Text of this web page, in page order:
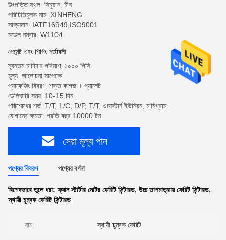
উৎপত্তি স্থল: সিচুয়ান, চীন
পরিচিতিমুলক নাম: XINHENG
সাক্ষ্যদান: IATF16949,ISO9001
মডেল নম্বার: W1104
পেমেন্ট এবং শিপিং শর্তাবলী
ন্যূনতম চাহিদার পরিমাণ: ১০০০ পিসি
মূল্য: আলোচনা সাপেক্ষে
প্যাকেজিং বিবরণ: শক্ত কাগজ + প্যালেট
ডেলিভারি সময়: 10-15 দিন
পরিশোধের শর্ত: T/T, L/C, D/P, T/T, ওয়েস্টার্ন ইউনিয়ন, মানিগ্রাম
যোগানের ক্ষমতা: প্রতি বছর 10000 টন
সেরা মূল্য পান
পণ্যের বিবরণ পণ্যের বর্ণনা
বিশেষভাবে তুলে ধরা:ফ্যান স্টার্টার মোটর ফেরিট সিন্টারড, উচ্চ তাপমাত্রায় ফেরিট সিন্টারড,
স্থায়ী চুম্বক ফেরিট সিন্টারড
নাম: স্থায়ী চুম্বক ফেরিট